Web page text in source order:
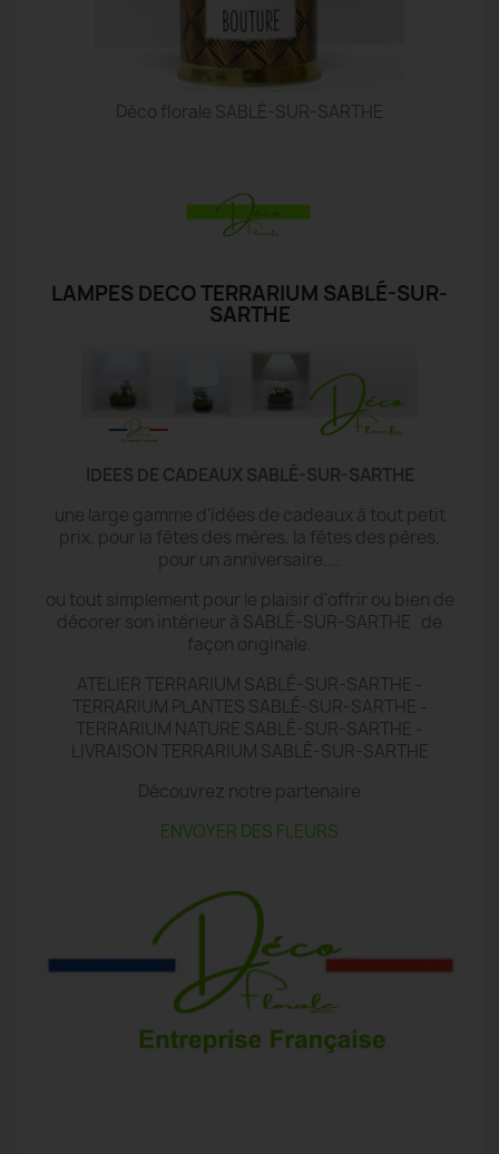
Déco florale SABLÉ-SUR-SARTHE
LAMPES DECO TERRARIUM SABLÉ-SUR-
SARTHE
IDEES DE CADEAUX SABLÉ-SUR-SARTHE
une large gamme d'idées de cadeaux à tout petit
prix, pour la fêtes des mères, la fêtes des pères,
pour un anniversaire....
ou tout simplement pour le plaisir d'offrir ou bien de
décorer son intérieur à SABLÉ-SUR-SARTHE de
façon originale.
ATELIER TERRARIUM SABLÉ-SUR-SARTHE -
TERRARIUM PLANTES SABLÉ-SUR-SARTHE -
TERRARIUM NATURE SABLÉ-SUR-SARTHE -
LIVRAISON TERRARIUM SABLÉ-SUR-SARTHE
Découvrez notre partenaire
ENVOYER DES FLEURS